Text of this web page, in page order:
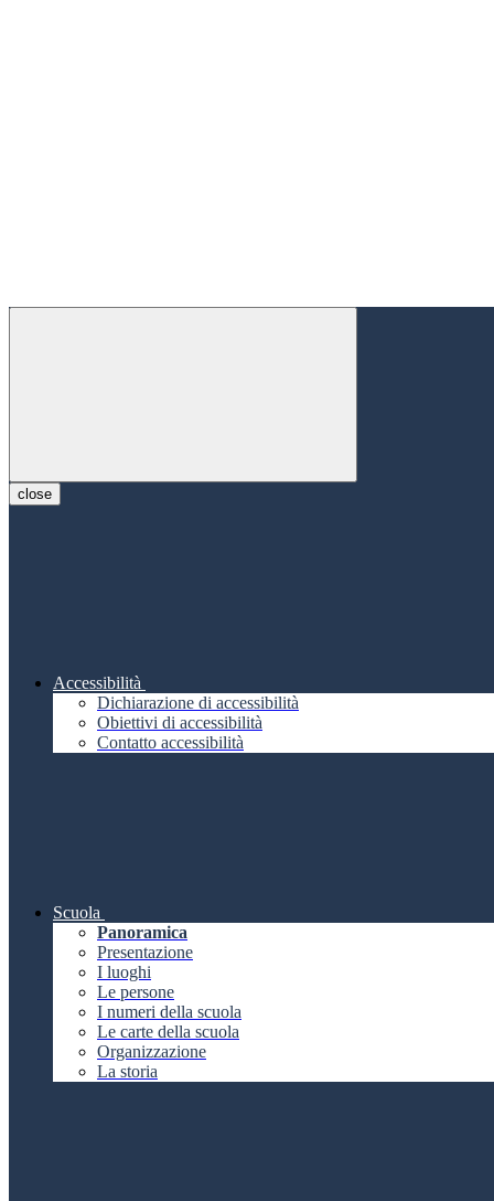
close
Accessibilità
Dichiarazione di accessibilità
Obiettivi di accessibilità
Contatto accessibilità
Scuola
Panoramica
Presentazione
I luoghi
Le persone
I numeri della scuola
Le carte della scuola
Organizzazione
La storia